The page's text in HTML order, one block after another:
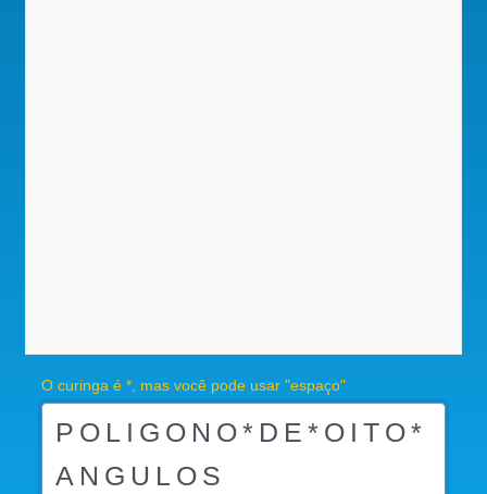
O curinga é *, mas você pode usar "espaço"